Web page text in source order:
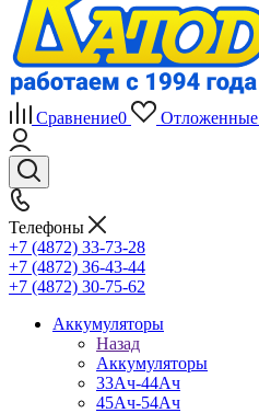
Сравнение0 Отложенные
Телефоны
+7 (4872) 33-73-28
+7 (4872) 36-43-44
+7 (4872) 30-75-62
Аккумуляторы
Назад
Аккумуляторы
33Ач-44Ач
45Ач-54Ач